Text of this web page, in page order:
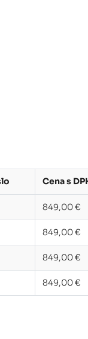
Cena s
849,00 €
849,00 €
849,00 €
849,00 €